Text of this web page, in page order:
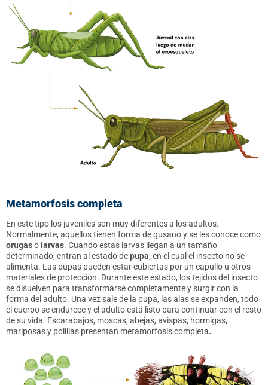
Metamorfosis completa
En este tipo los juveniles son muy diferentes a los adultos.
Normalmente, aquellos tienen forma de gusano y se les conoce como
orugaso larvas. Cuando estas larvas llegan a un tamaño
determinado, entran al estado depupa, en el cual el insecto no se
alimenta. Las pupas pueden estar cubiertas por un capullo u otros
materiales de protección. Durante este estado, los tejidos del insecto
se disuelven para transformarse completamente y surgir con la
forma del adulto. Una vez sale de la pupa, las alas se expanden, todo
el cuerpo se endurece y el adulto está listo para continuar con el resto
de su vida. Escarabajos, moscas, abejas, avispas, hormigas,
mariposas y polillas presentan metamorfosis completa.